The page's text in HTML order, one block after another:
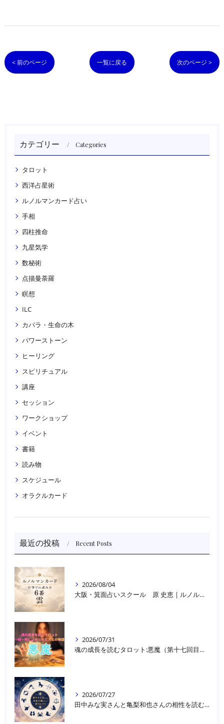
< 前のページ 一覧に戻る 次のページ >
カテゴリー Categories
タロット
西洋占星術
ルノルマンカード占い
手相
四柱推命
九星気学
数秘術
点描曼荼羅
瞑想
ILC
カバラ・生命の木
パワーストーン
ヒーリング
スピリチュアル
講座
セッション
ワークショップ
イベント
書籍
読み物
スケジュール
オラクルカード
最近の投稿 Recent Posts
2026/08/04
大阪・箕面占いスクール 原 史恵 | ルノルマンカード読み方のコツ「雲」 仕事をテーマに占った場合
2026/07/31
魂の成長を読むタロット:悪魔（第十七回目）｜大阪・箕面占いスクールラブアンドライト
2026/07/27
田中みな実さんと亀梨和也さんの相性を読む｜大阪・箕面占いスクールラブアンドライト